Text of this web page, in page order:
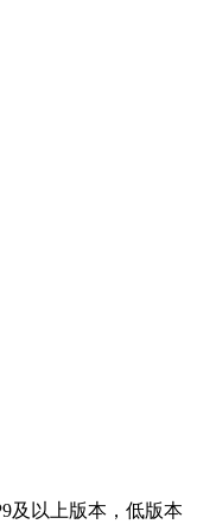
及以上版本，低版本